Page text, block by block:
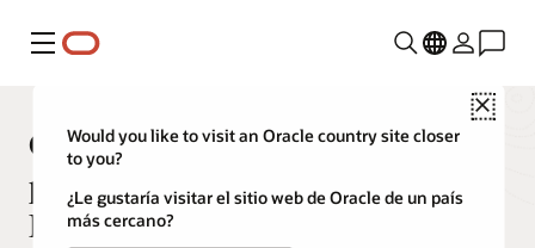
Menú
Close
Would you like to visit an Oracle country site closer
to you?
¿Le gustaría visitar el sitio web de Oracle de un país
más cercano?
Comparación del costo total de
propiedad entre Oracle Standard
Edition y Autonomous Database